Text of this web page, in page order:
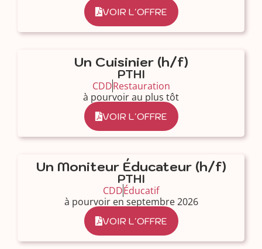
VOIR L'OFFRE
Un Cuisinier (h/f)
PTHI
CDDRestauration
à pourvoir au plus tôt
VOIR L'OFFRE
Un Moniteur Éducateur (h/f)
PTHI
CDDÉducatif
à pourvoir en septembre 2026
VOIR L'OFFRE